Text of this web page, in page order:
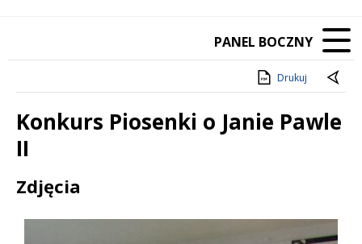
PANEL BOCZNY
Drukuj
Konkurs Piosenki o Janie Pawle
II
Treść
Zdjęcia